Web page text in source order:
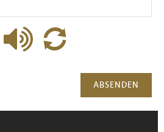
ABSENDEN